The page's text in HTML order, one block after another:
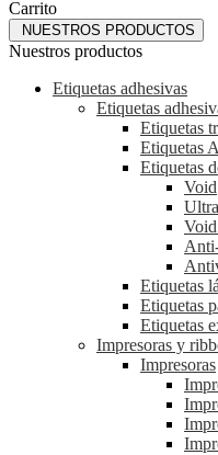
Carrito
NUESTROS PRODUCTOS
Nuestros productos
Etiquetas adhesivas
Etiquetas
Etiquetas
Etiquetas
Etiquetas
Void
Etiquetas
Etiquetas
Etiquetas
Impresoras y
Impresoras